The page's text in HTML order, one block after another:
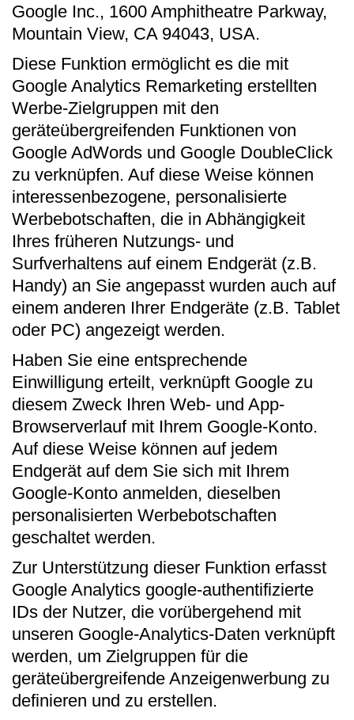
Google Inc., 1600 Amphitheatre Parkway,
Mountain View, CA 94043, USA.
Diese Funktion ermöglicht es die mit
Google Analytics Remarketing erstellten
Werbe-Zielgruppen mit den
geräteübergreifenden Funktionen von
Google AdWords und Google DoubleClick
zu verknüpfen. Auf diese Weise können
interessenbezogene, personalisierte
Werbebotschaften, die in Abhängigkeit
Ihres früheren Nutzungs- und
Surfverhaltens auf einem Endgerät (z.B.
Handy) an Sie angepasst wurden auch auf
einem anderen Ihrer Endgeräte (z.B. Tablet
oder PC) angezeigt werden.
Haben Sie eine entsprechende
Einwilligung erteilt, verknüpft Google zu
diesem Zweck Ihren Web- und App-
Browserverlauf mit Ihrem Google-Konto.
Auf diese Weise können auf jedem
Endgerät auf dem Sie sich mit Ihrem
Google-Konto anmelden, dieselben
personalisierten Werbebotschaften
geschaltet werden.
Zur Unterstützung dieser Funktion erfasst
Google Analytics google-authentifizierte
IDs der Nutzer, die vorübergehend mit
unseren Google-Analytics-Daten verknüpft
werden, um Zielgruppen für die
geräteübergreifende Anzeigenwerbung zu
definieren und zu erstellen.